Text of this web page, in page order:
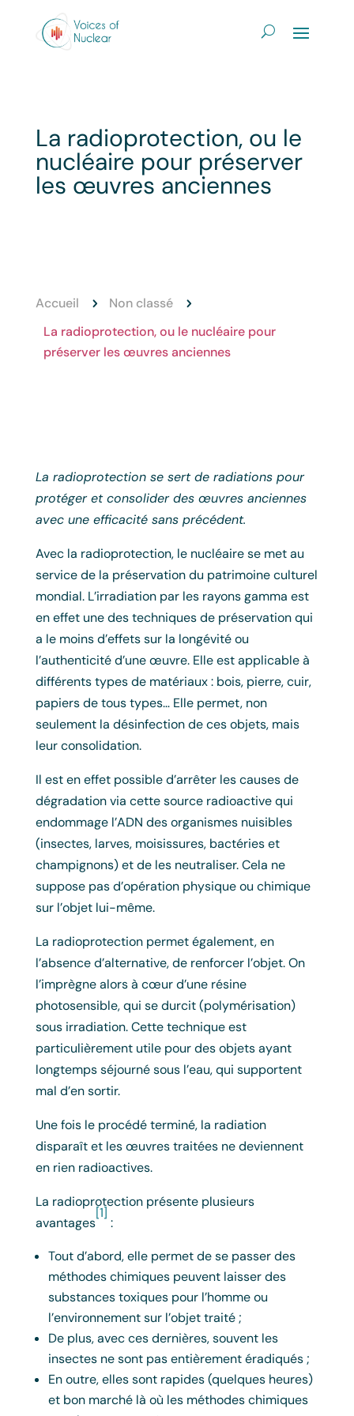
La radioprotection, ou le
nucléaire pour préserver
les œuvres anciennes
Accueil 5 Non classé 5
La radioprotection, ou le nucléaire pour
préserver les œuvres anciennes
La radioprotection se sert de radiations pour
protéger et consolider des œuvres anciennes
avec une efficacité sans précédent.
Avec la radioprotection, le nucléaire se met au
service de la préservation du patrimoine culturel
mondial. L’irradiation par les rayons gamma est
en effet une des techniques de préservation qui
a le moins d’effets sur la longévité ou
l’authenticité d’une œuvre. Elle est applicable à
différents types de matériaux : bois, pierre, cuir,
papiers de tous types… Elle permet, non
seulement la désinfection de ces objets, mais
leur consolidation.
Il est en effet possible d’arrêter les causes de
dégradation via cette source radioactive qui
endommage l’ADN des organismes nuisibles
(insectes, larves, moisissures, bactéries et
champignons) et de les neutraliser. Cela ne
suppose pas d’opération physique ou chimique
sur l’objet lui-même.
La radioprotection permet également, en
l’absence d’alternative, de renforcer l’objet. On
l’imprègne alors à cœur d’une résine
photosensible, qui se durcit (polymérisation)
sous irradiation. Cette technique est
particulièrement utile pour des objets ayant
longtemps séjourné sous l’eau, qui supportent
mal d’en sortir.
Une fois le procédé terminé, la radiation
disparaît et les œuvres traitées ne deviennent
en rien radioactives.
La radioprotection présente plusieurs
avantages
[1]
:
Tout d’abord, elle permet de se passer des
méthodes chimiques peuvent laisser des
substances toxiques pour l’homme ou
l’environnement sur l’objet traité ;
De plus, avec ces dernières, souvent les
insectes ne sont pas entièrement éradiqués ;
En outre, elles sont rapides (quelques heures)
et bon marché là où les méthodes chimiques